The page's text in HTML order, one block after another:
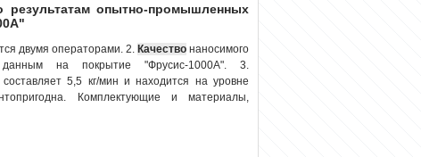
опытно-промышленных
двумя операторами. 2. Качествонаносимого
данным на покрытие "Фрусис-1000А". 3.
5,5 кг/мин и находится на уровне
Комплектующие и материалы,